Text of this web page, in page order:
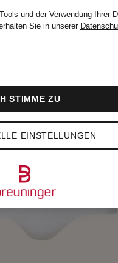
und der Verwendung Ihrer
Sie in unserer
EINSTELLUNGEN
STIMME ZU